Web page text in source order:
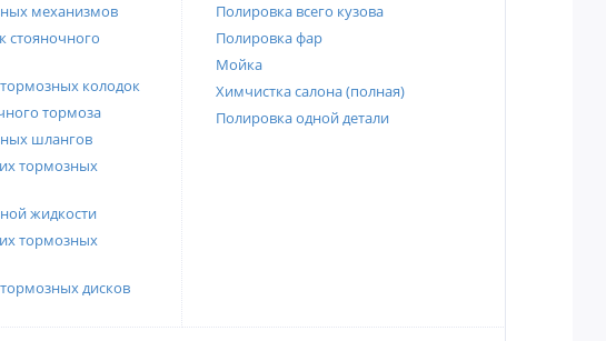
механизмов
стояночного
колодок
тормоза
шлангов
тормозных
жидкости
тормозных
дисков
Полировка всего кузова
Полировка фар
Мойка
Химчистка салона (полная)
Полировка одной детали